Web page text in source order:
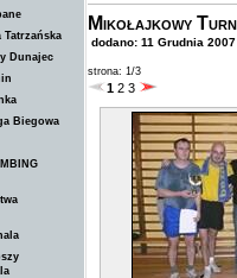
Dunajec
Biegowa
Mikołajkowy
dodano: 11 Grudnia 2007
strona: 1/3
1 2 3